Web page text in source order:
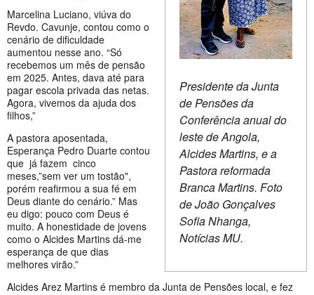
Presidente da Junta
de Pensões da
Conferência anual do
leste de Angola,
Alcides Martins, e a
Pastora reformada
Branca Martins. Foto
de João Gonçalves
Sofia Nhanga,
Notícias MU.
Marcelina Luciano, viúva do
Revdo. Cavunje, contou como o
cenário de dificuldade
aumentou nesse ano. “Só
recebemos um mês de pensão
em 2025. Antes, dava até para
pagar escola privada das netas.
Agora, vivemos da ajuda dos
filhos,”
A pastora aposentada,
Esperança Pedro Duarte contou
que já fazem cinco
meses,”sem ver um tostão",
porém reafirmou a sua fé em
Deus diante do cenário.” Mas
eu digo: pouco com Deus é
muito. A honestidade de jovens
como o Alcides Martins dá-me
esperança de que dias
melhores virão.”
Alcides Arez Martins é membro da Junta de Pensões local, e fez